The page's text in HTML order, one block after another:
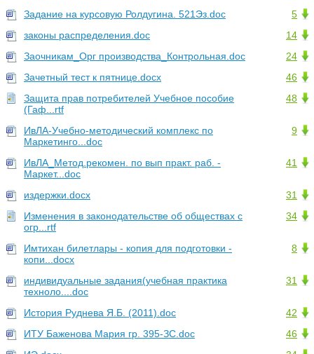
5
Задание на курсовую Ролдугина. 521Эз.doc
14
законы распределения.doc
24
Заочникам_Орг производства_Контрольная.doc
46
Зачетный тест к пятнице.docx
48
Защита прав потребителей Учебное пособие
(Гаф...rtf
9
ИвЛА-Учебно-методический комплекс по
Маркетинго...doc
41
ИвЛА_Метод.рекомен. по вып практ. раб. -
Маркет...doc
31
издержки.docx
34
Изменения в законодательстве об обществах с
огр...rtf
8
Имтихан билетлары - копия для подготовки -
копи...docx
31
индивидуальные задания(учебная практика
техноло....doc
42
История Руднева Я.Б. (2011).doc
46
ИТУ Баженова Мария гр. 395-ЗС.doc